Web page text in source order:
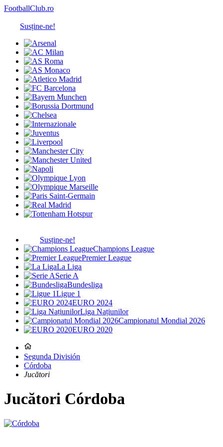
FootballClub.ro
Susține-ne!
Susține-ne!
Champions League
Premier League
La Liga
Serie A
Bundesliga
Ligue 1
EURO 2024
Liga Națiunilor
Campionatul Mondial 2026
EURO 2020
Segunda División
Córdoba
Jucători
Jucători Córdoba